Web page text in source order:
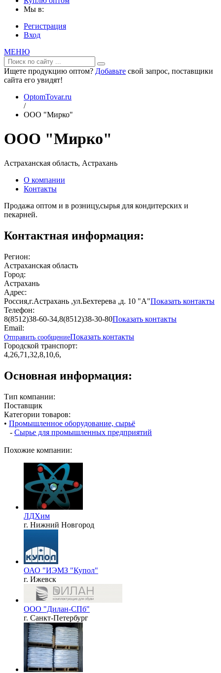
Мы в:
Регистрация
Вход
МЕНЮ
Ищете продукцию оптом? Добавьте свой запрос, поставщики
сайта его увидят!
OptomTovar.ru
/
ООО "Мирко"
ООО "Мирко"
Астраханская область, Астрахань
О компании
Контакты
Продажа оптом и в розницу,сырья для кондитерских и
пекарней.
Контактная информация:
Регион:
Астраханская область
Город:
Астрахань
Адрес:
Россия,г.Астрахань ,ул.Бехтерева ,д. 10 "А"Показать контакты
Телефон:
8(8512)38-60-34,8(8512)38-30-80Показать контакты
Email:
Отправить сообщениеПоказать контакты
Городской транспорт:
4,26,71,32,8,10,6,
Основная информация:
Тип компании:
Поставщик
Категории товаров:
• Промышленное оборудование, сырьё
- Сырье для промышленных предприятий
Похожие компании:
ЛДХим
г. Нижний Новгород
ОАО "ИЭМЗ "Купол"
г. Ижевск
ООО "Дилан-СПб"
г. Санкт-Петербург